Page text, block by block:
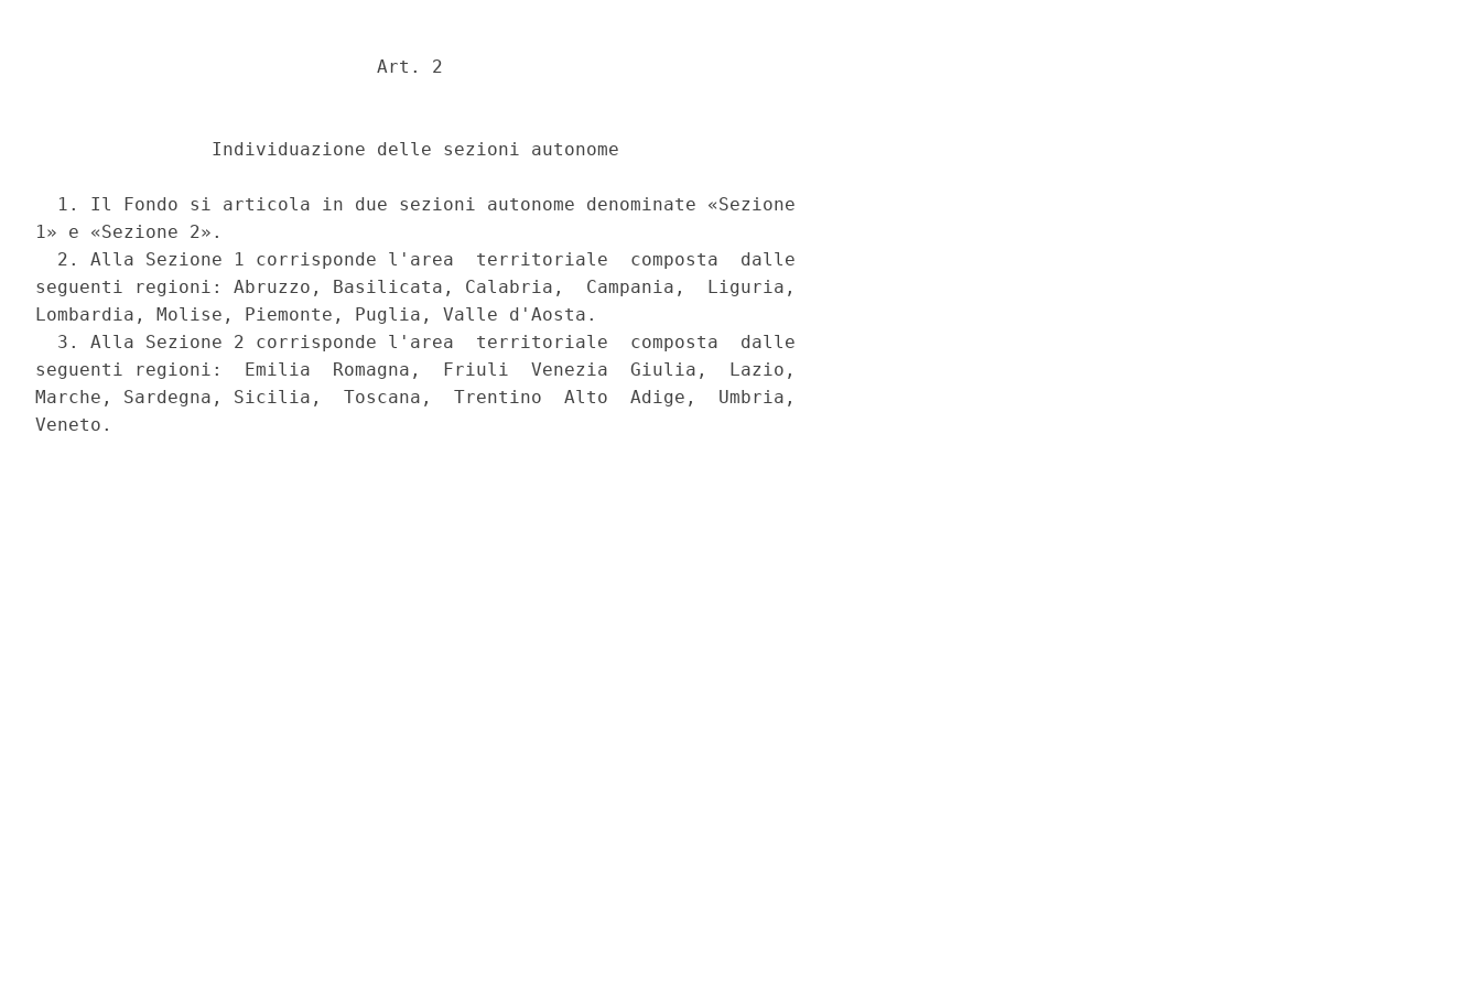
                               Art. 2
                Individuazione delle sezioni autonome
  1. Il Fondo si articola in due sezioni autonome denominate «Sezione
1» e «Sezione 2».
  2. Alla Sezione 1 corrisponde l'area  territoriale  composta  dalle
seguenti regioni: Abruzzo, Basilicata, Calabria,  Campania,  Liguria,
Lombardia, Molise, Piemonte, Puglia, Valle d'Aosta.
  3. Alla Sezione 2 corrisponde l'area  territoriale  composta  dalle
seguenti regioni:  Emilia  Romagna,  Friuli  Venezia  Giulia,  Lazio,
Marche, Sardegna, Sicilia,  Toscana,  Trentino  Alto  Adige,  Umbria,